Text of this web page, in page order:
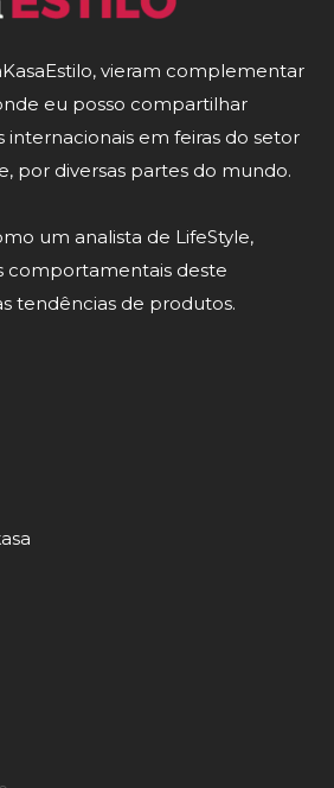
vieram complementar
eu posso compartilhar
internacionais em feiras do setor
por diversas partes do mundo.
um analista de LifeStyle,
comportamentais deste
tendências de produtos.